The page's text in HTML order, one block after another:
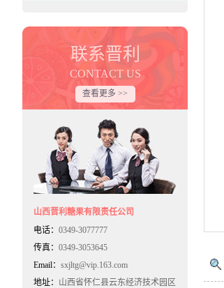
联系晋利
CONTACT US
查看更多 >>
山西晋利糖果有限责任公司
电话： 0349-3077777
传真： 0349-3053645
Email： sxjltg@vip.163.com
地址： 山西省怀仁县云东经济技术园区